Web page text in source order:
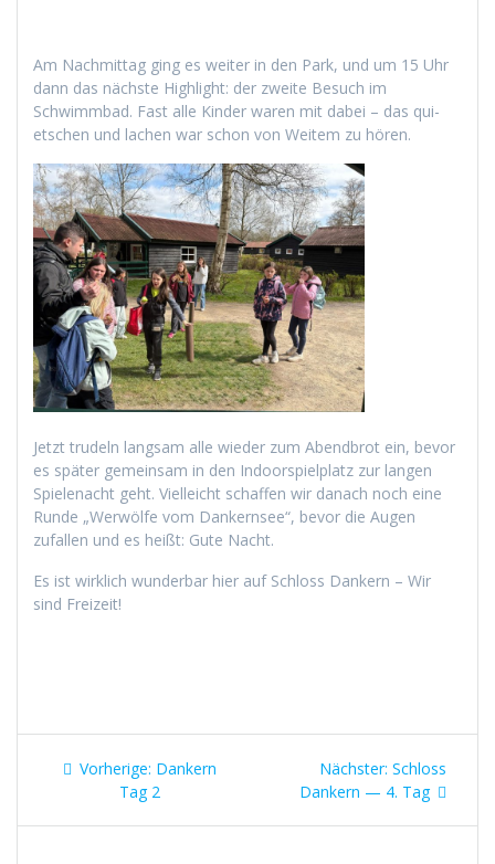
Am Nach­mit­tag ging es weit­er in den Park, und um 15 Uhr
dann das näch­ste High­light: der zweite Besuch im
Schwimm­bad. Fast alle Kinder waren mit dabei – das qui­
etschen und lachen war schon von Weit­em zu hören.
Jet­zt trudeln langsam alle wieder zum Abend­brot ein, bevor
es später gemein­sam in den Indoor­spielplatz zur lan­gen
Spie­le­nacht geht. Vielle­icht schaf­fen wir danach noch eine
Runde „Wer­wölfe vom Dankernsee“, bevor die Augen
zufall­en und es heißt: Gute Nacht.
Es ist wirk­lich wun­der­bar hier auf Schloss Dankern – Wir
sind Freizeit!
Beitragsnavigation
Vorherige: Vorheriger
Beitrag:
Dankern
Tag 2
Nächster: Nächster
Beitrag:
Schloss
Dankern — 4. Tag